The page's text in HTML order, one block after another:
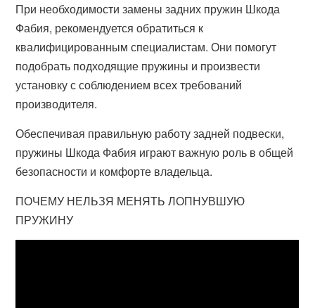
При необходимости замены задних пружин Шкода
Фабия, рекомендуется обратиться к
квалифицированным специалистам. Они помогут
подобрать подходящие пружины и произвести
установку с соблюдением всех требований
производителя.
Обеспечивая правильную работу задней подвески,
пружины Шкода Фабия играют важную роль в общей
безопасности и комфорте владельца.
ПОЧЕМУ НЕЛЬЗЯ МЕНЯТЬ ЛОПНУВШУЮ
ПРУЖИНУ